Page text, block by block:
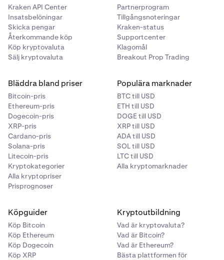
1
Du lägger en order för att köpa 1 TSLAx med en
multiplikator på 1,3 → motsvarar 0,76923076
onchain-tokens.
2 Detta motsvarar 0,99999999 TSLAx, inte exakt 1.
Kraken API Center
Insatsbelöningar
Skicka pengar
Återkommande köp
Köp kryptovaluta
Sälj kryptovaluta
Partnerprogram
Tillgångsnoteringar
Kraken-status
Supportcenter
Klagomål
Breakout Prop Trading
Bläddra bland priser
Bitcoin-pris
Ethereum-pris
Dogecoin-pris
XRP-pris
Cardano-pris
Solana-pris
Litecoin-pris
Kryptokategorier
Alla kryptopriser
Prisprognoser
Populära marknader
BTC till USD
ETH till USD
DOGE till USD
XRP till USD
ADA till USD
SOL till USD
LTC till USD
Alla kryptomarknader
Köpguider
Köp Bitcoin
Köp Ethereum
Köp Dogecoin
Köp XRP
Kryptoutbildning
Vad är kryptovaluta?
Vad är Bitcoin?
Vad är Ethereum?
Bästa plattformen för